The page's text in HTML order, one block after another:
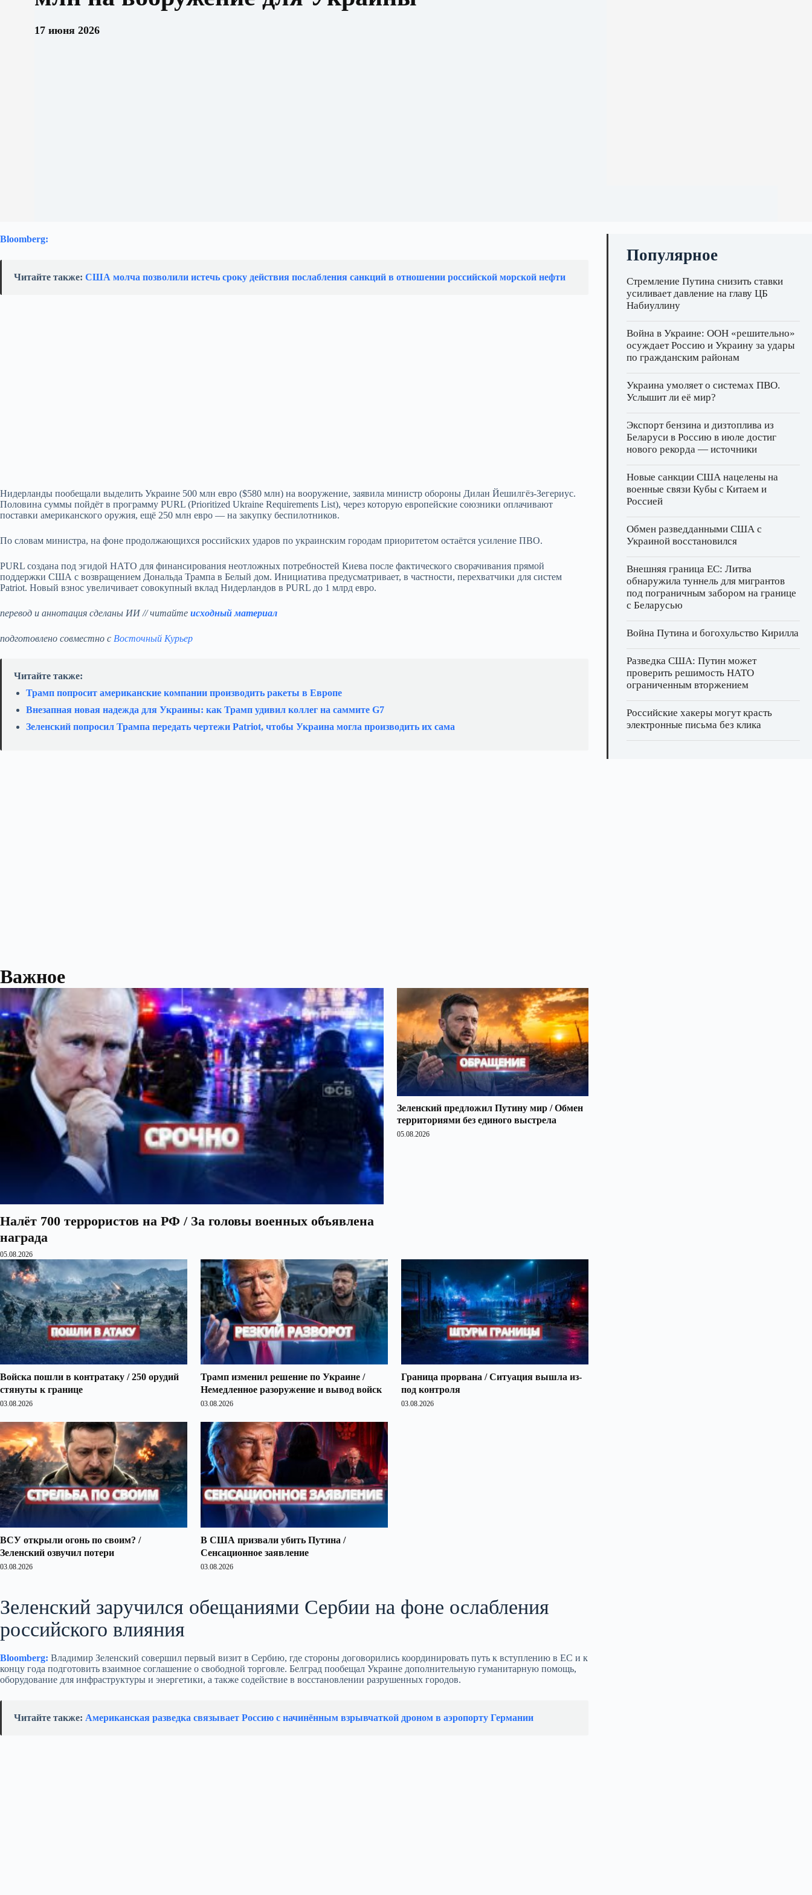
17 июня 2026
Bloomberg:
Читайте также: США молча позволили истечь сроку действия послабления санкций в отношении российской морской нефти
Нидерланды пообещали выделить Украине 500 млн евро ($580 млн) на вооружение, заявила министр обороны Дилан Йешилгёз‑Зегериус.
Половина суммы пойдёт в программу PURL (Prioritized Ukraine Requirements List), через которую европейские союзники оплачивают
поставки американского оружия, ещё 250 млн евро — на закупку беспилотников.
По словам министра, на фоне продолжающихся российских ударов по украинским городам приоритетом остаётся усиление ПВО.
PURL создана под эгидой НАТО для финансирования неотложных потребностей Киева после фактического сворачивания прямой
поддержки США с возвращением Дональда Трампа в Белый дом. Инициатива предусматривает, в частности, перехватчики для систем
Patriot. Новый взнос увеличивает совокупный вклад Нидерландов в PURL до 1 млрд евро.
перевод и аннотация сделаны ИИ // читайте исходный материал
подготовлено совместно с Восточный Курьер
Читайте также:
Трамп попросит американские компании производить ракеты в Европе
Внезапная новая надежда для Украины: как Трамп удивил коллег на саммите G7
Зеленский попросил Трампа передать чертежи Patriot, чтобы Украина могла производить их сама
Важное
Налёт 700 террористов на РФ / За головы военных объявлена
награда
05.08.2026
Зеленский предложил Путину мир / Обмен
территориями без единого выстрела
05.08.2026
Войска пошли в контратаку / 250 орудий
стянуты к границе
03.08.2026
Трамп изменил решение по Украине /
Немедленное разоружение и вывод войск
03.08.2026
Граница прорвана / Ситуация вышла из-
под контроля
03.08.2026
ВСУ открыли огонь по своим? /
Зеленский озвучил потери
03.08.2026
В США призвали убить Путина /
Сенсационное заявление
03.08.2026
Зеленский заручился обещаниями Сербии на фоне ослабления
российского влияния
Bloomberg: Владимир Зеленский совершил первый визит в Сербию, где стороны договорились координировать путь к вступлению в ЕС и к
концу года подготовить взаимное соглашение о свободной торговле. Белград пообещал Украине дополнительную гуманитарную помощь,
оборудование для инфраструктуры и энергетики, а также содействие в восстановлении разрушенных городов.
Читайте также: Американская разведка связывает Россию с начинённым взрывчаткой дроном в аэропорту Германии
Популярное
Стремление Путина снизить ставки
усиливает давление на главу ЦБ
Набиуллину
Война в Украине: ООН «решительно»
осуждает Россию и Украину за удары
по гражданским районам
Украина умоляет о системах ПВО.
Услышит ли её мир?
Экспорт бензина и дизтоплива из
Беларуси в Россию в июле достиг
нового рекорда — источники
Новые санкции США нацелены на
военные связи Кубы с Китаем и
Россией
Обмен разведданными США с
Украиной восстановился
Внешняя граница ЕС: Литва
обнаружила туннель для мигрантов
под пограничным забором на границе
с Беларусью
Война Путина и богохульство Кирилла
Разведка США: Путин может
проверить решимость НАТО
ограниченным вторжением
Российские хакеры могут красть
электронные письма без клика